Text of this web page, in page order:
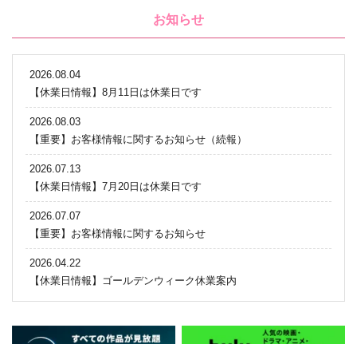
お知らせ
2026.08.04
【休業日情報】8月11日は休業日です
2026.08.03
【重要】お客様情報に関するお知らせ（続報）
2026.07.13
【休業日情報】7月20日は休業日です
2026.07.07
【重要】お客様情報に関するお知らせ
2026.04.22
【休業日情報】ゴールデンウィーク休業案内